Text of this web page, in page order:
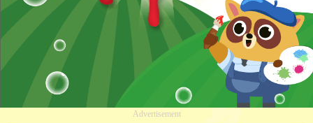
Advertisement